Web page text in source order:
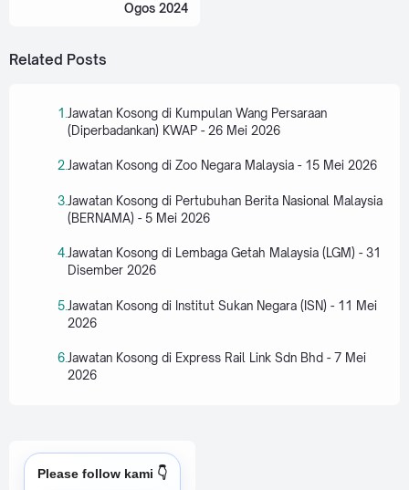
Ogos 2024
Related Posts
Jawatan Kosong di Kumpulan Wang Persaraan
(Diperbadankan) KWAP - 26 Mei 2026
Jawatan Kosong di Zoo Negara Malaysia - 15 Mei 2026
Jawatan Kosong di Pertubuhan Berita Nasional Malaysia
(BERNAMA) - 5 Mei 2026
Jawatan Kosong di Lembaga Getah Malaysia (LGM) - 31
Disember 2026
Jawatan Kosong di Institut Sukan Negara (ISN) - 11 Mei
2026
Jawatan Kosong di Express Rail Link Sdn Bhd - 7 Mei
2026
Please follow kami 👇